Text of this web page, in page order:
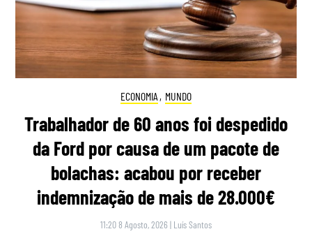
ECONOMIA , MUNDO
Trabalhador de 60 anos foi despedido
da Ford por causa de um pacote de
bolachas: acabou por receber
indemnização de mais de 28.000€
11:20 8 Agosto, 2026 | Luís Santos